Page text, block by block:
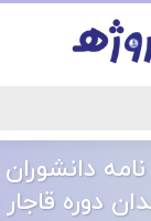
دوره